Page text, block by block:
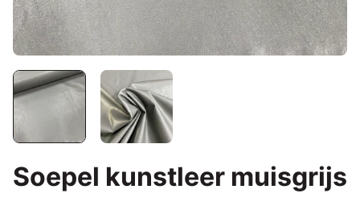
Soepel kunstleer muisgrijs